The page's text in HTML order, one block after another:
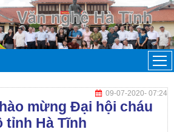
09-07-2020- 07:24
mừng Đại hội cháu
tỉnh Hà Tĩnh